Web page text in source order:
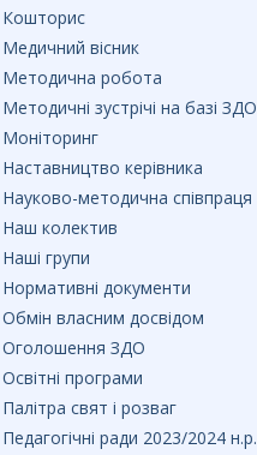
Кошторис
Медичний вісник
Методична робота
Методичні зустрічі на базі ЗДО
Моніторинг
Наставництво керівника
Науково-методична співпраця
Наш колектив
Наші групи
Нормативні документи
Обмін власним досвідом
Оголошення ЗДО
Освітні програми
Палітра свят і розваг
Педагогічні ради 2023/2024 н.р.